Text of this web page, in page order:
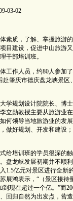
03-02
素质，了解、掌握旅游
目建设，促进中山旅游
干部培训班。
工作人员，约80人参加
肇庆市德庆盘龙峡景区
学规划设计院院长、博
立勋教授主要从旅游业
何领导当地旅游业的发
做好规划、开发和建设
给培训班的学员很深的
盘龙峡发展初期并不顺
1.5亿元对景区进行全新
展鸿表示，“（景区接待
现在超过一个亿。”而
回归自然为出发点，营